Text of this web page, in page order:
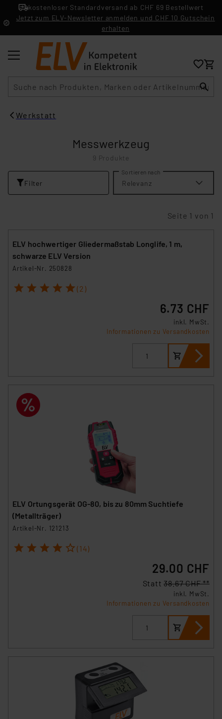
kostenloser Standardversand ab CHF 69 Bestellwert
Jetzt zum ELV-Newsletter anmelden und CHF 10 Gutschein
erhalten
Werkstatt
Messwerkzeug
9 Produkte
Filter
Sortieren nach
Relevanz
Seite 1 von 1
ELV hochwertiger Gliedermaßstab Longlife, 1 m,
schwarze ELV Version
Artikel-Nr. 250828
1 2 3 4 5 (2)
6.73 CHF
inkl. MwSt.
Informationen zu Versandkosten
ELV Ortungsgerät OG-80, bis zu 80mm Suchtiefe
(Metallträger)
Artikel-Nr. 121213
1 2 3 4 5 (14)
29.00 CHF
Statt38.67 CHF **
inkl. MwSt.
Informationen zu Versandkosten